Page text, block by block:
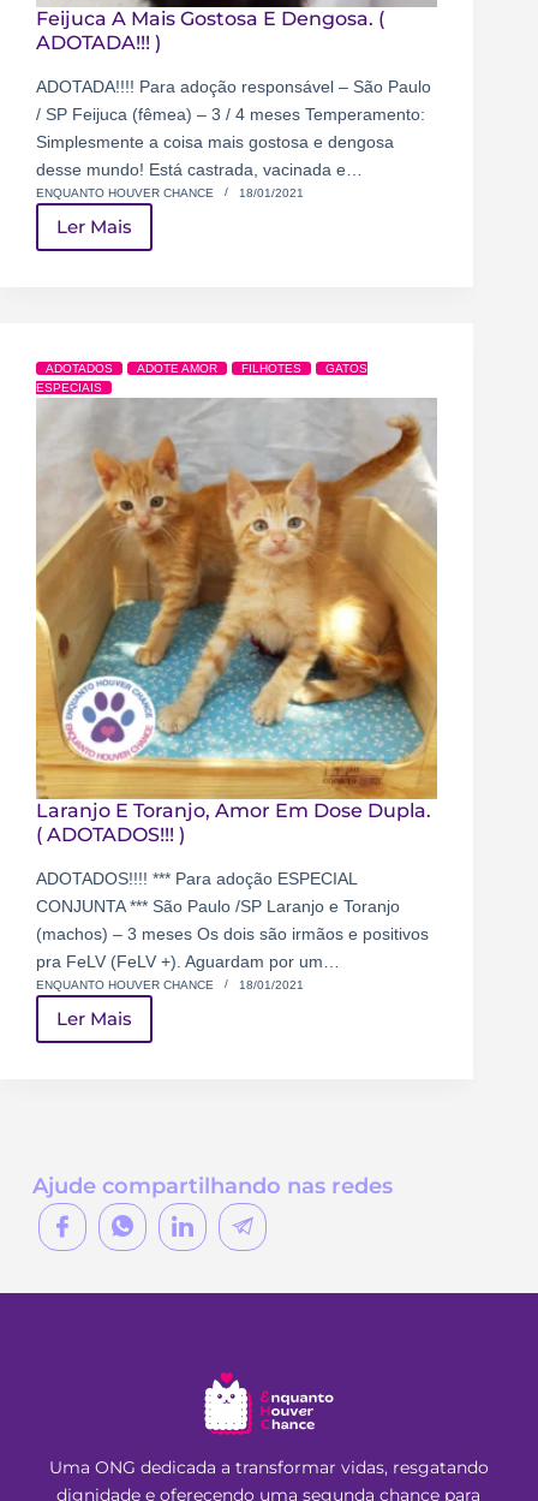
Feijuca A Mais Gostosa E Dengosa. (
ADOTADA!!! )
ADOTADA!!!! Para adoção responsável – São Paulo
/ SP Feijuca (fêmea) – 3 / 4 meses Temperamento:
Simplesmente a coisa mais gostosa e dengosa
desse mundo! Está castrada, vacinada e…
ENQUANTO HOUVER CHANCE 18/01/2021
Ler Mais
ADOTADOS ADOTE AMOR FILHOTES
GATOS
ESPECIAIS
Laranjo E Toranjo, Amor Em Dose Dupla.
( ADOTADOS!!! )
ADOTADOS!!!! *** Para adoção ESPECIAL
CONJUNTA *** São Paulo /SP Laranjo e Toranjo
(machos) – 3 meses Os dois são irmãos e positivos
pra FeLV (FeLV +). Aguardam por um…
ENQUANTO HOUVER CHANCE 18/01/2021
Ler Mais
Ajude compartilhando nas redes
Uma ONG dedicada a transformar vidas, resgatando
dignidade e oferecendo uma segunda chance para